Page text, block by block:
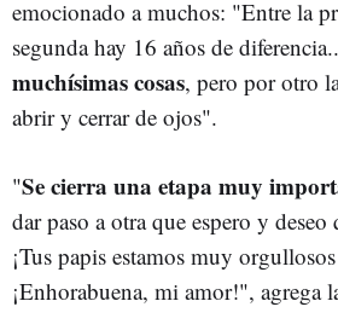
emocionado a muchos: "Entre la
segunda hay 16 años de
muchísimas cosas, pero por otro
abrir y cerrar de ojos".
"Se cierra una etapa muy
dar paso a otra que espero y deseo
¡Tus papis estamos muy
¡Enhorabuena, mi amor!", agrega